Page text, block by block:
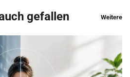
gefallen Weitere